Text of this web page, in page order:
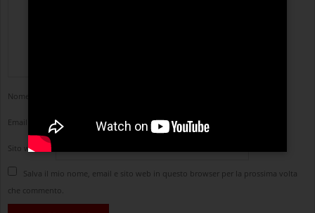
Nome
Email
Sito web
Salva il mio nome, email e sito web in questo browser per la prossima volta
che commento.